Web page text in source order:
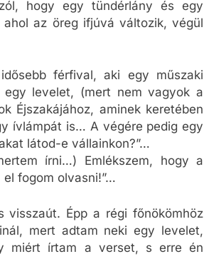
hogy egy tündérlány és egy
ahol az öreg ifjúvá változik, végül
férfival, aki egy műszaki
levelet, (mert nem vagyok a
Éjszakájához, aminek keretében
ívlámpát is… A végére pedig egy
látod-e vállainkon?”…
írni…) Emlékszem, hogy a
fogom olvasni!”…
visszaút. Épp a régi főnökömhöz
mert adtam neki egy levelet,
miért írtam a verset, s erre én